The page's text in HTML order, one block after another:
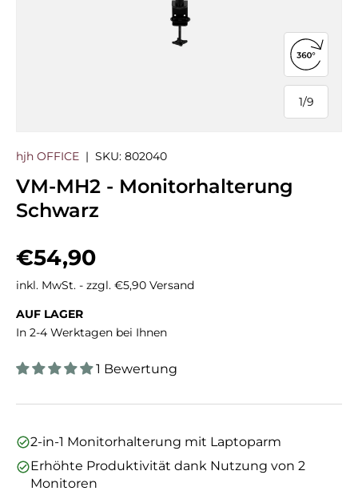
1/
von
9
360°-
hjh OFFICE | SKU: 802040
VM-MH2 - Monitorhalterung
Schwarz
Normaler Preis
€54,90
inkl. MwSt. - zzgl. €5,90 Versand
AUF LAGER
In 2-4 Werktagen bei Ihnen
1 Bewertung
2-in-1 Monitorhalterung mit Laptoparm
Erhöhte Produktivität dank Nutzung von 2
Monitoren